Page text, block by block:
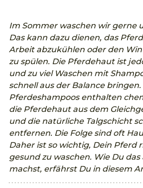
Im Sommer waschen wir gerne
Das kann dazu dienen, das
Arbeit abzukühlen oder den
zu spülen. Die Pferdehaut ist
und zu viel Waschen mit
schnell aus der Balance
Pferdeshampoos enthalten
die Pferdehaut aus dem
und die natürliche Talgschicht
entfernen. Die Folge sind oft
Daher ist so wichtig, Dein Pferd
gesund zu waschen. Wie Du
machst, erfährst Du in diesem